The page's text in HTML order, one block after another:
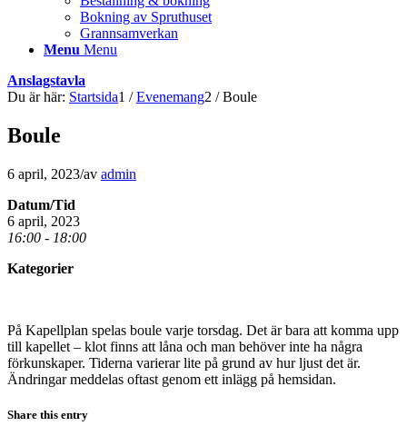
Bokning av Spruthuset
Grannsamverkan
Menu Menu
Anslagstavla
Du är här: Startsida1 / Evenemang2 / Boule
Boule
6 april, 2023/av admin
Datum/Tid
6 april, 2023
16:00 - 18:00
Kategorier
På Kapellplan spelas boule varje torsdag. Det är bara att komma upp
till kapellet – klot finns att låna och man behöver inte ha några
förkunskaper. Tiderna varierar lite på grund av hur ljust det är.
Ändringar meddelas oftast genom ett inlägg på hemsidan.
Share this entry